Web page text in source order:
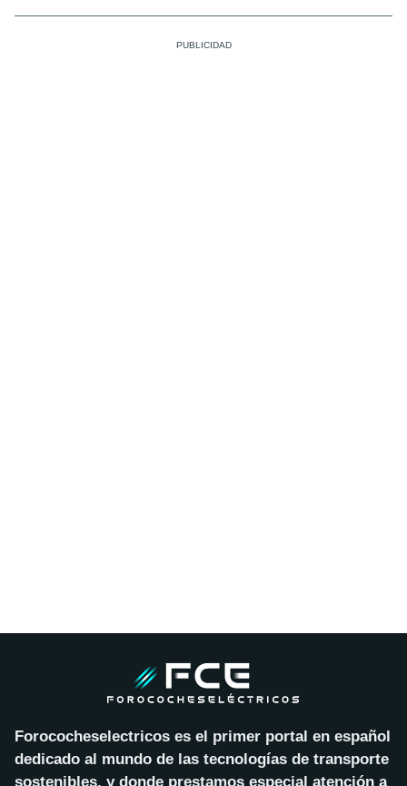
Forococheselectricos es el primer portal en español
dedicado al mundo de las tecnologías de transporte
sostenibles, y donde prestamos especial atención a